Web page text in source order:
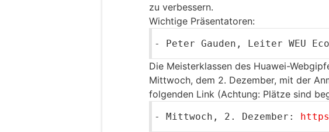
zu verbessern.
Wichtige Präsentatoren:
- Peter Gauden , Leiter WEU
Die Meisterklassen des Huawei-
Mittwoch, dem 2. Dezember, mit der
folgenden Link (Achtung: Plätze sind
- Mittwoch, 2. Dezember :